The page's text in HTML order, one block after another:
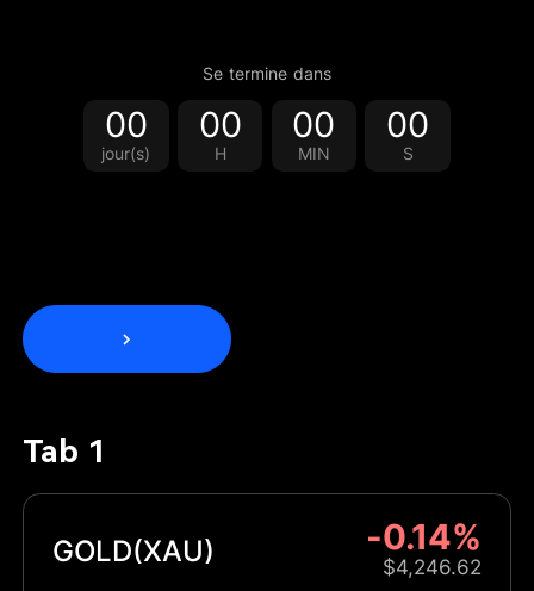
Se termine dans
00
jour(s)
00
H
00
MIN
00
S
Tab 1
GOLD(XAU) -0.14%
$4,246.62